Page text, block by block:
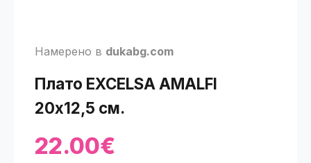
Намерено в dukabg.com
Плато EXCELSA AMALFI
20х12,5 см.
22.00€